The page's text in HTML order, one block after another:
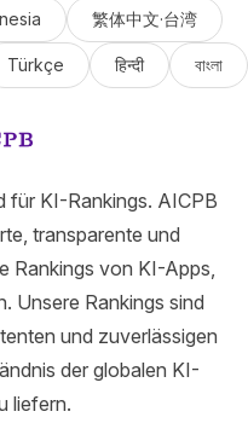
繁体中文·台湾
Türkçe हिन्दी বাংলা
für KI-Rankings. AICPB
transparente und
Rankings von KI-Apps,
Unsere Rankings sind
und zuverlässigen
der globalen KI-
liefern.